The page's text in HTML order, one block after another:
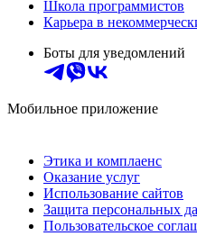
Школа программистов
Карьера в
Боты для уведомлений
Мобильное приложение
Этика и комплаенс
Оказание услуг
Использование сайтов
Защита персональных
Пользовательское